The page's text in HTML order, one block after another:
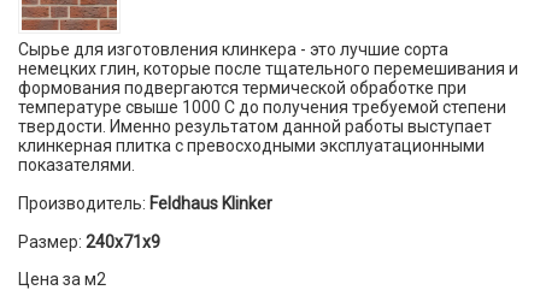
Сырье для изготовления клинкера - это лучшие сорта
немецких глин, которые после тщательного перемешивания и
формования подвергаются термической обработке при
температуре свыше 1000 С до получения требуемой степени
твердости. Именно результатом данной работы выступает
клинкерная плитка с превосходными эксплуатационными
показателями.
Производитель: Feldhaus Klinker
Размер: 240х71х9
Цена за м2